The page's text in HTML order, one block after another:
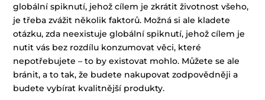
globální spiknutí, jehož cílem je zkrátit životnost všeho,
je třeba zvážit několik faktorů. Možná si ale kladete
otázku, zda neexistuje globální spiknutí, jehož cílem je
nutit vás bez rozdílu konzumovat věci, které
nepotřebujete – to by existovat mohlo. Můžete se ale
bránit, a to tak, že budete nakupovat zodpovědněji a
budete vybírat kvalitnější produkty.